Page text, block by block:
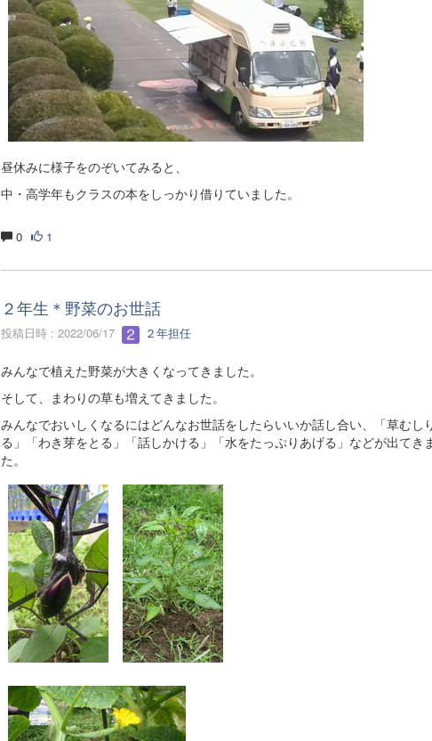
昼休みに様子をのぞいてみると、
中・高学年もクラスの本をしっかり借りていました。
0 1
２年生＊野菜のお世話
投稿日時 : 2022/06/17 ２年担任
みんなで植えた野菜が大きくなってきました。
そして、まわりの草も増えてきました。
みんなでおいしくなるにはどんなお世話をしたらいいか話し合い、「草むし
る」「わき芽をとる」「話しかける」「水をたっぷりあげる」などが出てき
た。